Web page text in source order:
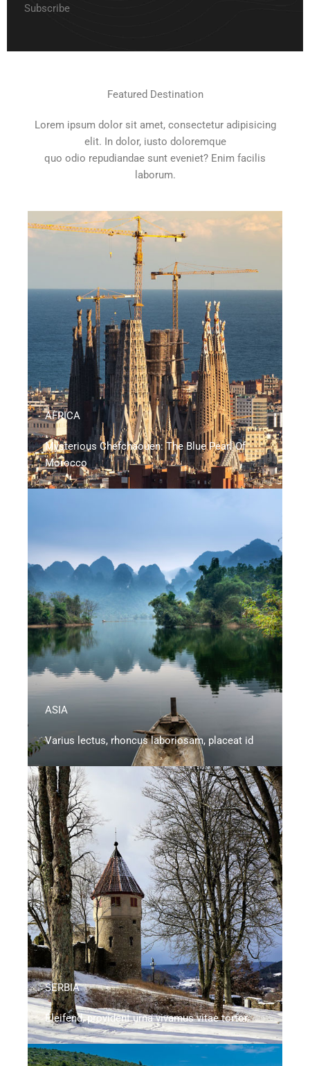
Subscribe
Featured Destination
Lorem ipsum dolor sit amet, consectetur adipisicing
elit. In dolor, iusto doloremque
quo odio repudiandae sunt eveniet? Enim facilis
laborum.
AFRICA
Mysterious Chefchaouen: The Blue Pearl Of
Morocco
ASIA
Varius lectus, rhoncus laboriosam, placeat id
SERBIA
Eleifend, provident urna vivamus vitae tortor.